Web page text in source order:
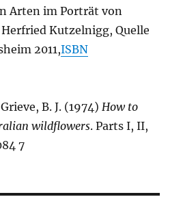
Arten im Porträt von
Kutzelnigg, Quelle
2011,ISBN
B. J. (1974)How to
wildflowers. Parts I, II,
7